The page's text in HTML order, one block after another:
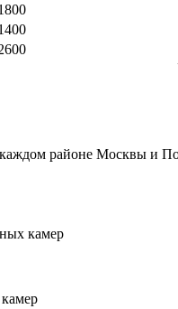
районе Москвы и
камер